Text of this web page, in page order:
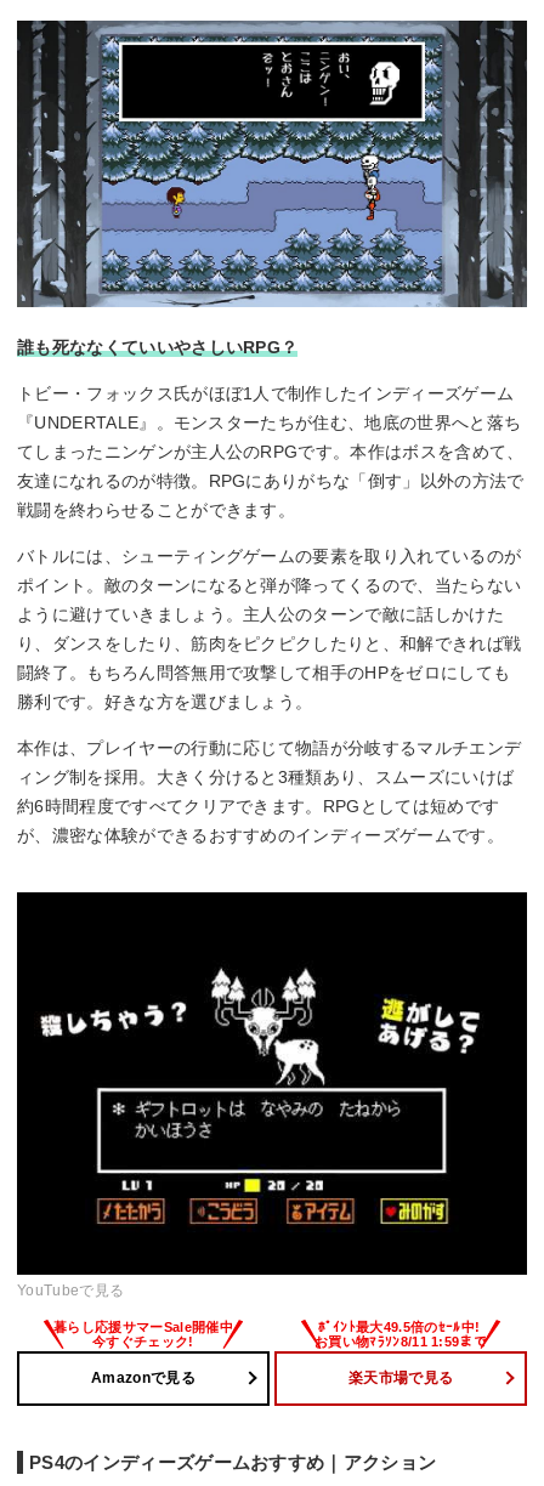
誰も死ななくていいやさしいRPG？
トビー・フォックス氏がほぼ1人で制作したインディーズゲーム
『UNDERTALE』。モンスターたちが住む、地底の世界へと落ち
てしまったニンゲンが主人公のRPGです。本作はボスを含めて、
友達になれるのが特徴。RPGにありがちな「倒す」以外の方法で
戦闘を終わらせることができます。
バトルには、シューティングゲームの要素を取り入れているのが
ポイント。敵のターンになると弾が降ってくるので、当たらない
ように避けていきましょう。主人公のターンで敵に話しかけた
り、ダンスをしたり、筋肉をピクピクしたりと、和解できれば戦
闘終了。もちろん問答無用で攻撃して相手のHPをゼロにしても
勝利です。好きな方を選びましょう。
本作は、プレイヤーの行動に応じて物語が分岐するマルチエンデ
ィング制を採用。大きく分けると3種類あり、スムーズにいけば
約6時間程度ですべてクリアできます。RPGとしては短めです
が、濃密な体験ができるおすすめのインディーズゲームです。
YouTubeで見る
Amazonで見る 楽天市場で見る
PS4のインディーズゲームおすすめ｜アクション